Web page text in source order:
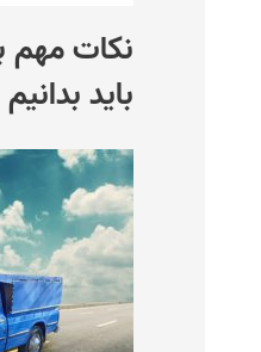
نکات مهم
باید بدانیم